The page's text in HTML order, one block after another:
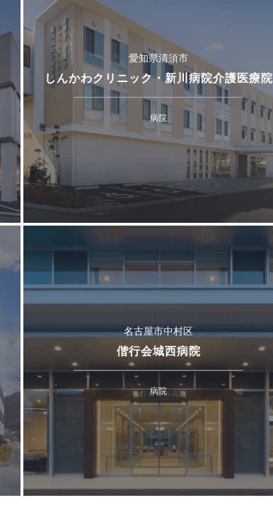
愛知県清須市
しんかわクリニック・新川病院介護医療院
病院
名古屋市中村区
偕行会城西病院
病院